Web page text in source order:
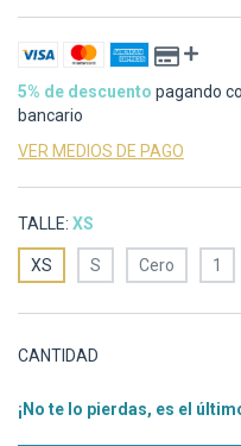
5% de descuento pagando
bancario
VER MEDIOS DE PAGO
TALLE: XS
XS S Cero 1
CANTIDAD
¡No te lo pierdas, es el